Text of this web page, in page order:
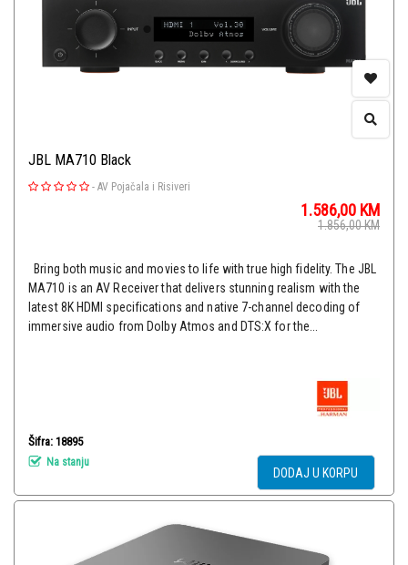
JBL MA710 Black
- AV Pojačala i Risiveri
1.586,00 KM
1.856,00KM
Bring both music and movies to life with true high fidelity. The JBL
MA710 is an AV Receiver that delivers stunning realism with the
latest 8K HDMI specifications and native 7-channel decoding of
immersive audio from Dolby Atmos and DTS:X for the...
Šifra: 18895
Na stanju
DODAJ U KORPU